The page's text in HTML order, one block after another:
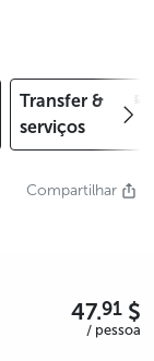
Transfer &
serviços
Compartilhar
47.91 $
/ pessoa